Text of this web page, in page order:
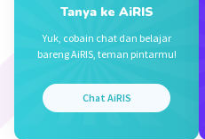
akan sama, tidak peduli
yang ada dalam
((a)) Kuat arus listrik
((c)) Kuat arus listrik
((b)) Kuat arus listrik
Tanya ke AiRIS
Yuk, cobain chat dan belajar
bareng AiRIS, teman pintarmu!
Chat AiRIS